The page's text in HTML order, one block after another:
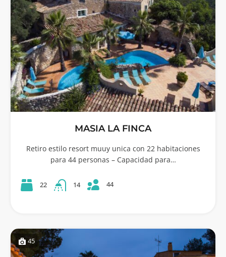
MASIA LA FINCA
Retiro estilo resort muuy unica con 22 habitaciones
para 44 personas – Capacidad para…
22 14 44
45